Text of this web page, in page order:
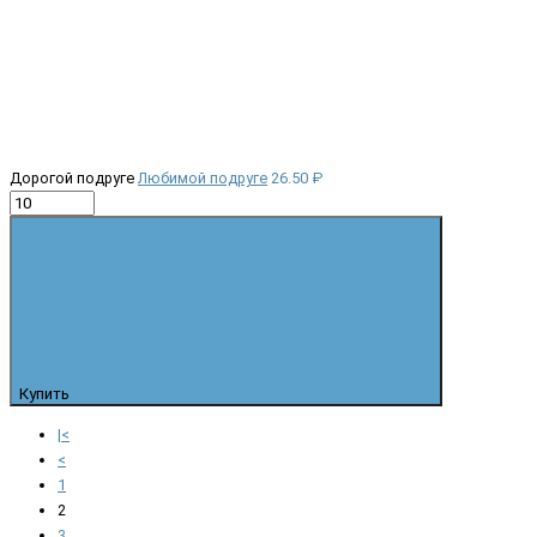
Дорогой подруге Любимой подруге 26.50 ₽
Купить
|<
<
1
2